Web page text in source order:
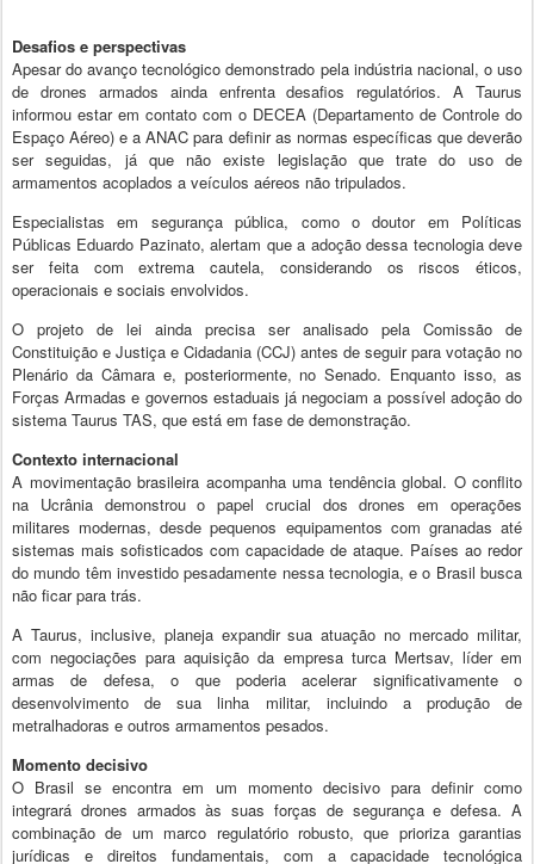
Desafios e perspectivas
Apesar do avanço tecnológico demonstrado pela indústria nacional, o uso
de drones armados ainda enfrenta desafios regulatórios. A Taurus
informou estar em contato com o DECEA (Departamento de Controle do
Espaço Aéreo) e a ANAC para definir as normas específicas que deverão
ser seguidas, já que não existe legislação que trate do uso de
armamentos acoplados a veículos aéreos não tripulados.
Especialistas em segurança pública, como o doutor em Políticas
Públicas Eduardo Pazinato, alertam que a adoção dessa tecnologia deve
ser feita com extrema cautela, considerando os riscos éticos,
operacionais e sociais envolvidos.
O projeto de lei ainda precisa ser analisado pela Comissão de
Constituição e Justiça e Cidadania (CCJ) antes de seguir para votação no
Plenário da Câmara e, posteriormente, no Senado. Enquanto isso, as
Forças Armadas e governos estaduais já negociam a possível adoção do
sistema Taurus TAS, que está em fase de demonstração.
Contexto internacional
A movimentação brasileira acompanha uma tendência global. O conflito
na Ucrânia demonstrou o papel crucial dos drones em operações
militares modernas, desde pequenos equipamentos com granadas até
sistemas mais sofisticados com capacidade de ataque. Países ao redor
do mundo têm investido pesadamente nessa tecnologia, e o Brasil busca
não ficar para trás.
A Taurus, inclusive, planeja expandir sua atuação no mercado militar,
com negociações para aquisição da empresa turca Mertsav, líder em
armas de defesa, o que poderia acelerar significativamente o
desenvolvimento de sua linha militar, incluindo a produção de
metralhadoras e outros armamentos pesados.
Momento decisivo
O Brasil se encontra em um momento decisivo para definir como
integrará drones armados às suas forças de segurança e defesa. A
combinação de um marco regulatório robusto, que prioriza garantias
jurídicas e direitos fundamentais, com a capacidade tecnológica